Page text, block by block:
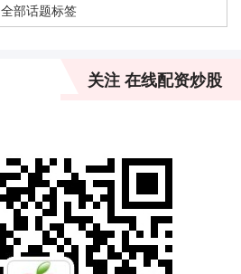
全部话题标签
关注 在线配资炒股